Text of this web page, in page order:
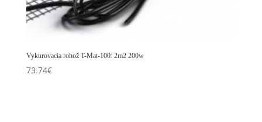
Vykurovacia rohož T-Mat-100: 2m2 200w
73.74€